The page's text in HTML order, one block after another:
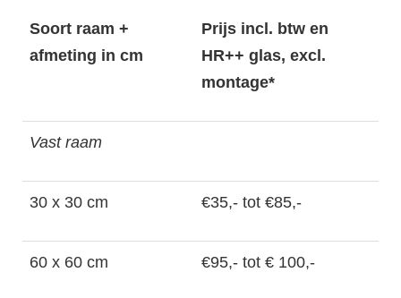
Soort raam +
afmeting in cm
Prijs incl. btw en
HR++ glas, excl.
montage*
Vast raam
30 x 30 cm €35,- tot €85,-
60 x 60 cm €95,- tot € 100,-